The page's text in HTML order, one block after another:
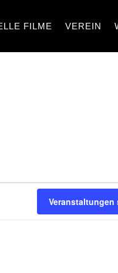
FILME VEREIN
Veranstaltungen